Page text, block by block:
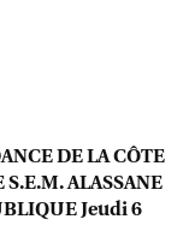
DE LA CÔTE
ALASSANE
Jeudi 6